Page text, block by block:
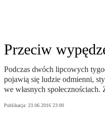
Przeciw
Podczas dwóch lipcowych
pojawią się ludzie odmienni,
we własnych
Publikacja: 23.06.2016 23:00